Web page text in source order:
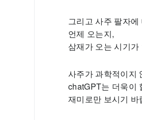
그리고 사주 팔자
언제 오는지,
삼재가 오는 시기
사주가 과학적이지
chatGPT는 더욱이
재미로만 보시기 바